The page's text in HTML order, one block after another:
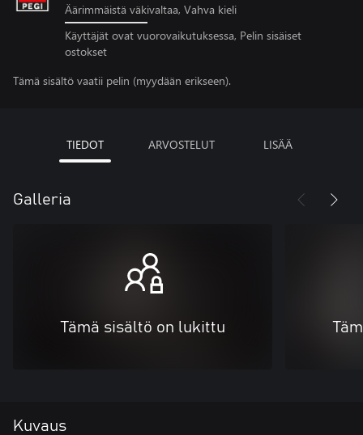
Äärimmäistä väkivaltaa, Vahva kieli
Käyttäjät ovat vuorovaikutuksessa, Pelin sisäiset
ostokset
Tämä sisältö vaatii pelin (myydään erikseen).
TIEDOT ARVOSTELUT LISÄÄ
Galleria
Tämä sisältö on lukittu
Kuvaus